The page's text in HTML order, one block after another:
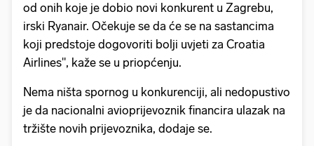
od onih koje je dobio novi konkurent u Zagrebu,
irski Ryanair. Očekuje se da će se na sastancima
koji predstoje dogovoriti bolji uvjeti za Croatia
Airlines", kaže se u priopćenju.
Nema ništa spornog u konkurenciji, ali nedopustivo
je da nacionalni avioprijevoznik financira ulazak na
tržište novih prijevoznika, dodaje se.